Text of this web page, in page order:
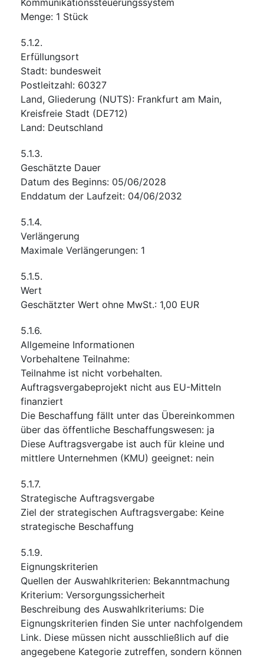
Menge: 1 Stück
5.1.2.
Erfüllungsort
Stadt: bundesweit
Postleitzahl: 60327
Land, Gliederung (NUTS): Frankfurt am Main,
Kreisfreie Stadt (DE712)
Land: Deutschland
5.1.3.
Geschätzte Dauer
Datum des Beginns: 05/06/2028
Enddatum der Laufzeit: 04/06/2032
5.1.4.
Verlängerung
Maximale Verlängerungen: 1
5.1.5.
Wert
Geschätzter Wert ohne MwSt.: 1,00 EUR
5.1.6.
Allgemeine Informationen
Vorbehaltene Teilnahme:
Teilnahme ist nicht vorbehalten.
Auftragsvergabeprojekt nicht aus EU-Mitteln
finanziert
Die Beschaffung fällt unter das Übereinkommen
über das öffentliche Beschaffungswesen: ja
Diese Auftragsvergabe ist auch für kleine und
mittlere Unternehmen (KMU) geeignet: nein
5.1.7.
Strategische Auftragsvergabe
Ziel der strategischen Auftragsvergabe: Keine
strategische Beschaffung
5.1.9.
Eignungskriterien
Quellen der Auswahlkriterien: Bekanntmachung
Kriterium: Versorgungssicherheit
Beschreibung des Auswahlkriteriums: Die
Eignungskriterien finden Sie unter nachfolgendem
Link. Diese müssen nicht ausschließlich auf die
angegebene Kategorie zutreffen, sondern können